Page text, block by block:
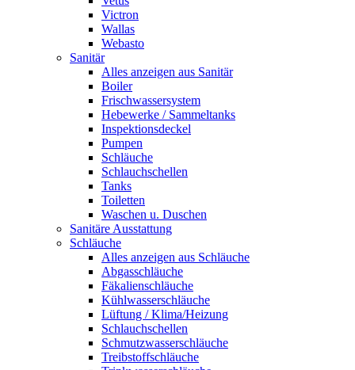
Victron
Wallas
Webasto
Sanitär
Alles anzeigen aus Sanitär
Boiler
Frischwassersystem
Hebewerke / Sammeltanks
Inspektionsdeckel
Pumpen
Schläuche
Schlauchschellen
Tanks
Toiletten
Waschen u. Duschen
Sanitäre Ausstattung
Schläuche
Alles anzeigen aus Schläuche
Abgasschläuche
Fäkalienschläuche
Kühlwasserschläuche
Lüftung / Klima/Heizung
Schlauchschellen
Schmutzwasserschläuche
Treibstoffschläuche